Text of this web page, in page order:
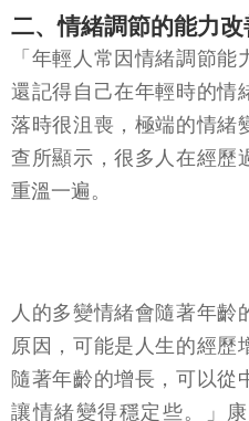
還記得自己在年輕時的情
落時很沮喪，極端的情
查所顯示，很多人在經歷
重溫一遍。
隨著年齡的增長，可以從
讓情緒變得穩定些。」
我：「因此他們會告訴